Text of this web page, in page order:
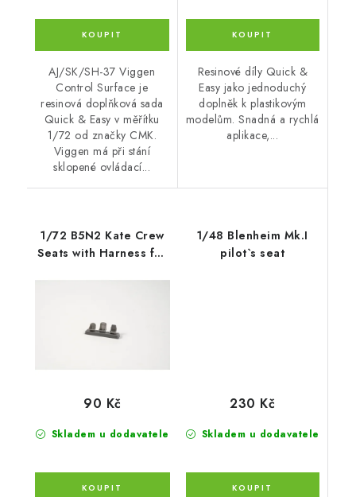
AJ/SK/SH-37 Viggen
Control Surface je
resinová doplňková sada
Quick & Easy v měřítku
1/72 od značky CMK.
Viggen má při stání
sklopené ovládací...
Resinové díly Quick &
Easy jako jednoduchý
doplněk k plastikovým
modelům. Snadná a rychlá
aplikace,...
1/72 B5N2 Kate Crew
Seats with Harness for
Skladem u dodavatele
90 Kč
1/48 Blenheim Mk.I
pilot`s seat
Skladem u dodavatele
230 Kč